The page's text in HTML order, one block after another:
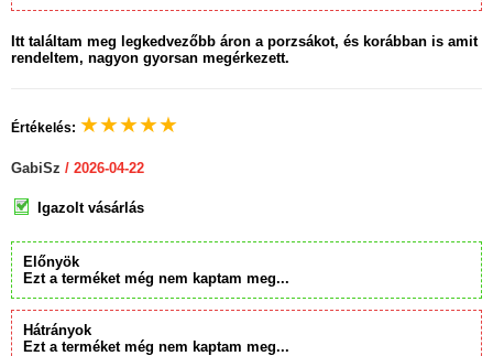
Itt találtam meg legkedvezőbb áron a porzsákot, és korábban is amit
rendeltem, nagyon gyorsan megérkezett.
Értékelés: ★★★★★
GabiSz / 2026-04-22
Igazolt vásárlás
Előnyök
Ezt a terméket még nem kaptam meg...
Hátrányok
Ezt a terméket még nem kaptam meg...